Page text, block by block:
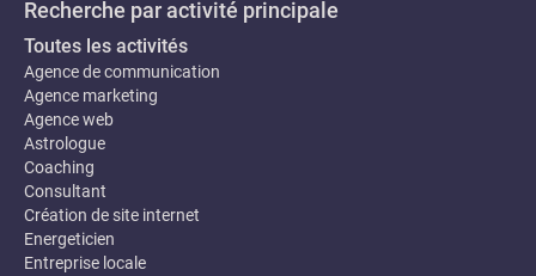
Recherche par activité principale
Toutes les activités
Agence de communication
Agence marketing
Agence web
Astrologue
Coaching
Consultant
Création de site internet
Energeticien
Entreprise locale